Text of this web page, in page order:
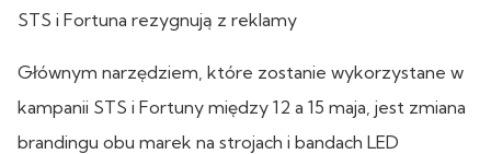
STS i Fortuna rezygnują z reklamy
Głównym narzędziem, które zostanie wykorzystane w
kampanii STS i Fortuny między 12 a 15 maja, jest zmiana
brandingu obu marek na strojach i bandach LED